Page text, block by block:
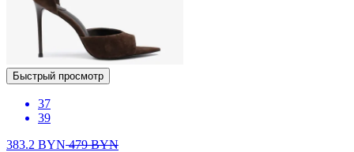
Быстрый просмотр
37
39
383.2 BYN479BYN